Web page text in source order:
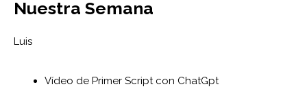
Nuestra Semana
Luis
Vídeo de Primer Script con ChatGpt